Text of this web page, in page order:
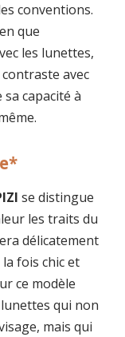
conventions.
que
les lunettes,
avec
capacité à
se distingue
les traits du
délicatement
fois chic et
ce modèle
qui non
mais qui